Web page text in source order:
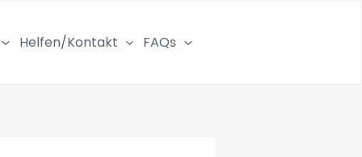
Helfen/Kontakt FAQs